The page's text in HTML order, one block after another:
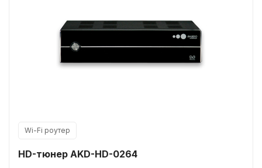
Wi-Fi роутер
HD-тюнер AKD-HD-0264